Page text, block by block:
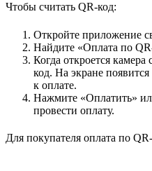
Чтобы считать QR-код:
Откройте приложение
Найдите «Оплата по
Когда откроется
код. На экране
к оплате.
Нажмите «Оплатить»
провести оплату.
Для покупателя оплата по